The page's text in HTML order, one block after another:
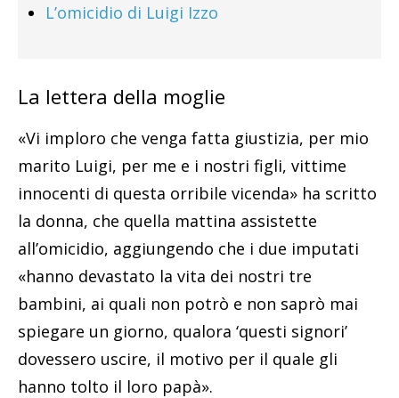
L’omicidio di Luigi Izzo
La lettera della moglie
«Vi imploro che venga fatta giustizia, per mio
marito Luigi, per me e i nostri figli, vittime
innocenti di questa orribile vicenda» ha scritto
la donna, che quella mattina assistette
all’omicidio, aggiungendo che i due imputati
«hanno devastato la vita dei nostri tre
bambini, ai quali non potrò e non saprò mai
spiegare un giorno, qualora ‘questi signori’
dovessero uscire, il motivo per il quale gli
hanno tolto il loro papà».